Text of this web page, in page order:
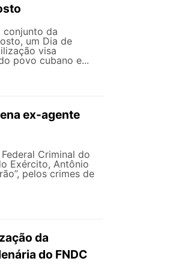
conjunto da
um Dia de
visa
povo cubano e...
ex-agente
Criminal do
Exército, Antônio
pelos crimes de
da
do FNDC